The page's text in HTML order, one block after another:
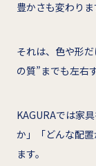
豊かさも変わりま
それは、色や形
の質”までも左右
KAGURAでは家
か」「どんな配
ます。